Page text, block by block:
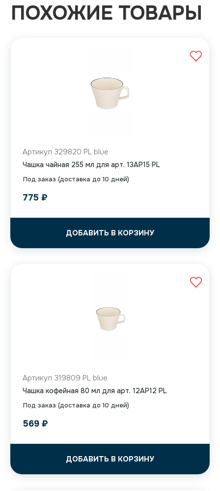
ПОХОЖИЕ ТОВАРЫ
Под заказ (доставка до 10 дней)
Артикул 329820 PL blue
Чашка чайная 255 мл для арт. 13AP15 PL
775 ₽
ДОБАВИТЬ В КОРЗИНУ
Под заказ (доставка до 10 дней)
Артикул 319809 PL blue
Чашка кофейная 80 мл для арт. 12AP12 PL
569 ₽
ДОБАВИТЬ В КОРЗИНУ